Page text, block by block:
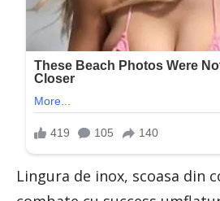
Lingura de inox, scoasa din